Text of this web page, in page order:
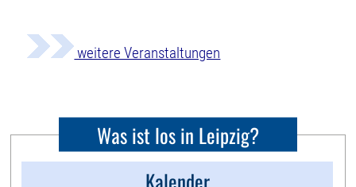
weitere Veranstaltungen
Was ist los in Leipzig?